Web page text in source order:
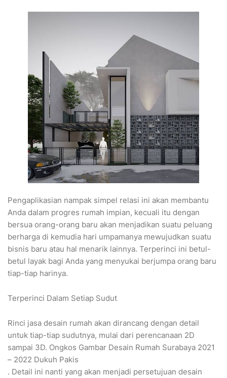
Pengaplikasian nampak simpel relasi ini akan membantu
Anda dalam progres rumah impian, kecuali itu dengan
bersua orang-orang baru akan menjadikan suatu peluang
berharga di kemudia hari umpamanya mewujudkan suatu
bisnis baru atau hal menarik lainnya. Terperinci ini betul-
betul layak bagi Anda yang menyukai berjumpa orang baru
tiap-tiap harinya.
Terperinci Dalam Setiap Sudut
Rinci jasa desain rumah akan dirancang dengan detail
untuk tiap-tiap sudutnya, mulai dari perencanaan 2D
sampai 3D. Ongkos Gambar Desain Rumah Surabaya 2021
– 2022 Dukuh Pakis
. Detail ini nanti yang akan menjadi persetujuan desain